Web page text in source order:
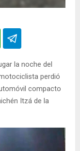
la noche del
perdió
compacto
Itzá de la